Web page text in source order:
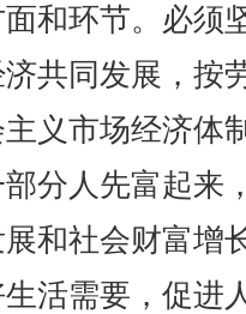
和环节。必须
共同发展，按
义市场经济体
分人先富起来
和社会财富增
活需要，促进